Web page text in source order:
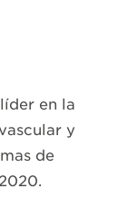
líder en la
y
de